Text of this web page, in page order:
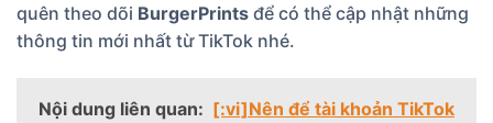
quên theo dõi BurgerPrints để có thể cập nhật những
thông tin mới nhất từ TikTok nhé.
Nội dung liên quan: [:vi]Nên để tài khoản TikTok